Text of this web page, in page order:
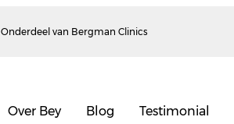
Onderdeel van Bergman Clinics
Over Bey Blog Testimonial